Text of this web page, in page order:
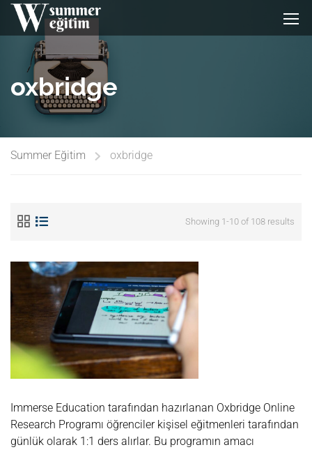
oxbridge
Summer Eğitim oxbridge
Showing 1-10 of 108 results
Immerse Education tarafından hazırlanan Oxbridge Online
Research Programı öğrenciler kişisel eğitmenleri tarafından
günlük olarak 1:1 ders alırlar. Bu programın amacı